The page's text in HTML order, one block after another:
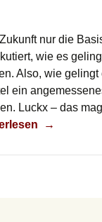
nur die
wie es
Also, wie gelingt
ein
Luckx – das
schaffen
→